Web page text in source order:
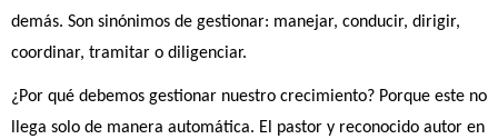
demás. Son sinónimos de gestionar: manejar, conducir, dirigir,
coordinar, tramitar o diligenciar.
¿Por qué debemos gestionar nuestro crecimiento? Porque este no
llega solo de manera automática. El pastor y reconocido autor en